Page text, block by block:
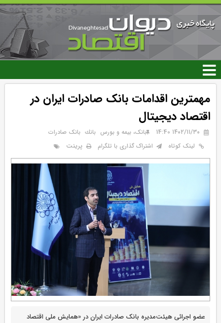
رفتن
محتوای
اصلی
مهمترین اقدامات بانک صادرات ایران در
اقتصاد دیجیتال
۱۴۰۲/۱۱/۳۰ 14:40 بانک، بیمه و بورس بانك بانک صادرات
لینک کوتاه
اشتراک گذاری با تلگرام پرینت
​عضو اجرائی هیئت‌مدیره بانک صادرات ایران در «همایش ملی اقتصاد